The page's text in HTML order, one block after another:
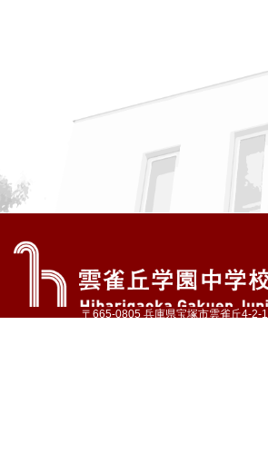
〒665-0805 兵庫県宝塚市雲雀丘4-2-1